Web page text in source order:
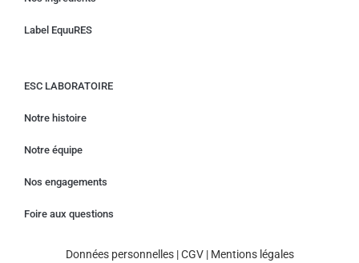
Label EquuRES
ESC LABORATOIRE
Notre histoire
Notre équipe
Nos engagements
Foire aux questions
Données personnelles|CGV| Mentions légales